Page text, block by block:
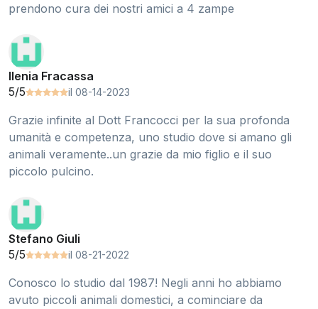
prendono cura dei nostri amici a 4 zampe
Ilenia Fracassa
5/5
il 08-14-2023
Grazie infinite al Dott Francocci per la sua profonda
umanità e competenza, uno studio dove si amano gli
animali veramente..un grazie da mio figlio e il suo
piccolo pulcino.
Stefano Giuli
5/5
il 08-21-2022
Conosco lo studio dal 1987! Negli anni ho abbiamo
avuto piccoli animali domestici, a cominciare da